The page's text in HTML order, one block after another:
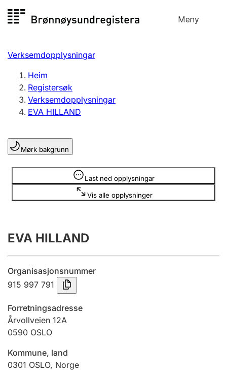
til
Meny
Registersøk
Aksjeselskap
Enkeltpersonføretak
Registrere, endre, slette
Lag og foreining
Registrere, endre, slette
Innsending og forseinkingsgebyr
Tinglysing
Jeger
Verksemdopplysningar
Heim
Registersøk
Verksemdopplysningar
EVA HILLAND
Mørk bakgrunn
Last ned opplysningar
Vis alle opplysninger
Opplysninger er skjult
EVA HILLAND
Organisasjonsnummer
915 997 791
Forretningsadresse
Årvollveien 12A
0590 OSLO
Kommune, land
0301 OSLO, Norge